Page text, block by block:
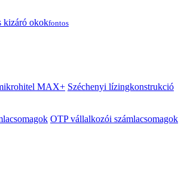
kizáró okokfontos
MAX+ Széchenyi lízingkonstrukció
OTP vállalkozói számlacsomagok